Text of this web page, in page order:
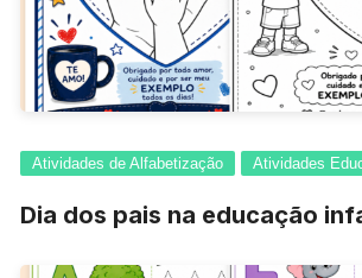
Atividades de Alfabetização Atividades
Dia dos pais na educação